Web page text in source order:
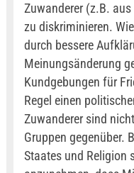
Zuwanderer (z.B.
zu diskriminieren.
durch bessere
Meinungsänderung
Kundgebungen für
Regel einen
Zuwanderer sind
Gruppen gegenüber.
Staates und Religion